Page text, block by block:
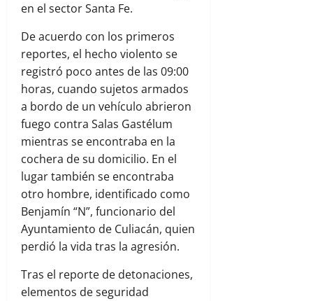
en el sector Santa Fe.
De acuerdo con los primeros
reportes, el hecho violento se
registró poco antes de las 09:00
horas, cuando sujetos armados
a bordo de un vehículo abrieron
fuego contra Salas Gastélum
mientras se encontraba en la
cochera de su domicilio. En el
lugar también se encontraba
otro hombre, identificado como
Benjamín “N”, funcionario del
Ayuntamiento de Culiacán, quien
perdió la vida tras la agresión.
Tras el reporte de detonaciones,
elementos de seguridad